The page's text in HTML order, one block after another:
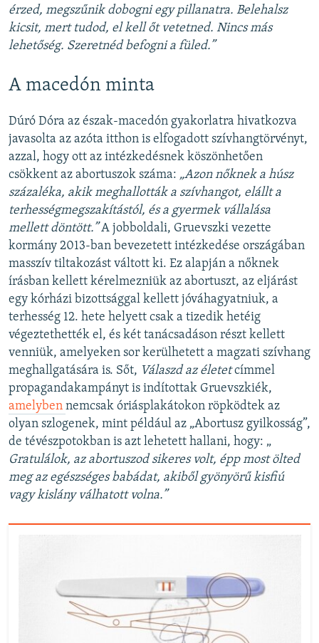
érzed, megszűnik dobogni egy pillanatra. Belehalsz
kicsit, mert tudod, el kell őt vetetned. Nincs más
lehetőség. Szeretnéd befogni a füled.”
A macedón minta
Dúró Dóra az észak-macedón gyakorlatra hivatkozva
javasolta az azóta itthon is elfogadott szívhangtörvényt,
azzal, hogy ott az intézkedésnek köszönhetően
csökkent az abortuszok száma: „Azon nőknek a húsz
százaléka, akik meghallották a szívhangot, elállt a
terhességmegszakítástól, és a gyermek vállalása
mellett döntött.”A jobboldali, Gruevszki vezette
kormány 2013-ban bevezetett intézkedése országában
masszív tiltakozást váltott ki. Ez alapján a nőknek
írásban kellett kérelmezniük az abortuszt, az eljárást
egy kórházi bizottsággal kellett jóváhagyatniuk, a
terhesség 12. hete helyett csak a tizedik hetéig
végeztethették el, és két tanácsadáson részt kellett
venniük, amelyeken sor kerülhetett a magzati szívhang
meghallgatására is. Sőt, ​ Válaszd az életetcímmel
propagandakampányt is indítottak Gruevszkiék,
amelyben nemcsak óriásplakátokon röpködtek az
olyan szlogenek, mint például az „Abortusz gyilkosság”,
de tévészpotokban is azt lehetett hallani, hogy: „​
Gratulálok, az abortuszod sikeres volt, épp most ölted
meg az egészséges babádat, akiből gyönyörű kisfiú
vagy kislány válhatott volna.”